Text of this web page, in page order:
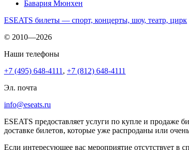
Бавария Мюнхен
ESEATS билеты — спорт, концерты, шоу, театр, цирк
© 2010—2026
Наши телефоны
+7 (495) 648-4111 , +7 (812) 648-4111
Эл. почта
info@eseats.ru
ESEATS предоставляет услуги по купле и продаже
доставке билетов, которые уже распроданы или
Если интересующее вас мероприятие отсутствует в